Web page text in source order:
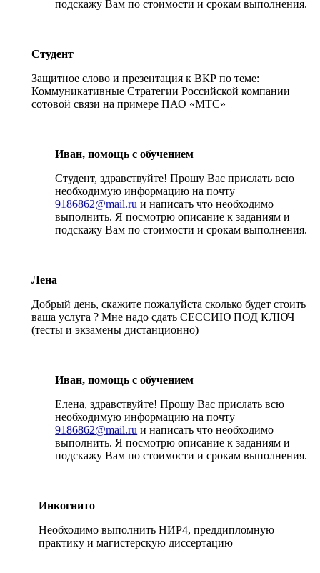
подскажу Вам по стоимости и срокам выполнения.
Студент
Защитное слово и презентация к ВКР по теме:
Коммуникативные Стратегии Российской компании
сотовой связи на примере ПАО «МТС»
Иван, помощь с обучением
Студент, здравствуйте! Прошу Вас прислать всю
необходимую информацию на почту
9186862@mail.ru и написать что необходимо
выполнить. Я посмотрю описание к заданиям и
подскажу Вам по стоимости и срокам выполнения.
Лена
Добрый день, скажите пожалуйста сколько будет стоить
ваша услуга ? Мне надо сдать СЕССИЮ ПОД КЛЮЧ
(тесты и экзамены дистанционно)
Иван, помощь с обучением
Елена, здравствуйте! Прошу Вас прислать всю
необходимую информацию на почту
9186862@mail.ru и написать что необходимо
выполнить. Я посмотрю описание к заданиям и
подскажу Вам по стоимости и срокам выполнения.
Инкогнито
Необходимо выполнить НИР4, преддипломную
практику и магистерскую диссертацию